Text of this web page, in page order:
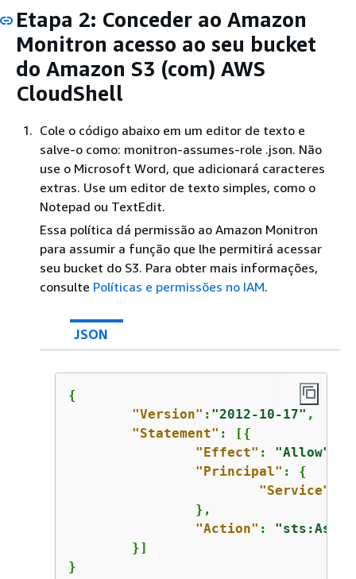
Etapa 2: Conceder ao Amazon
Monitron acesso ao seu bucket
do Amazon S3 (com) AWS
CloudShell
Cole o código abaixo em um editor de texto e
salve-o como: monitron-assumes-role .json. Não
use o Microsoft Word, que adicionará caracteres
extras. Use um editor de texto simples, como o
Notepad ou TextEdit.
Essa política dá permissão ao Amazon Monitron
para assumir a função que lhe permitirá acessar
seu bucket do S3. Para obter mais informações,
consulte Políticas e permissões no IAM.
JSON
{
"Version" : "2012-10-17" ,
"Statement" : [{
"Effect" : "Allow"
"Principal" : {
"Service"
"Action" :
}